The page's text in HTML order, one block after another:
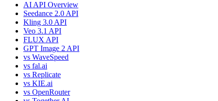
AI API Overview
Seedance 2.0 API
Kling 3.0 API
Veo 3.1 API
FLUX API
GPT Image 2 API
vs WaveSpeed
vs fal.ai
vs Replicate
vs KIE.ai
vs OpenRouter